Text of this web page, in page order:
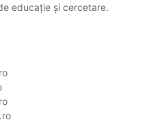
educație și cercetare.